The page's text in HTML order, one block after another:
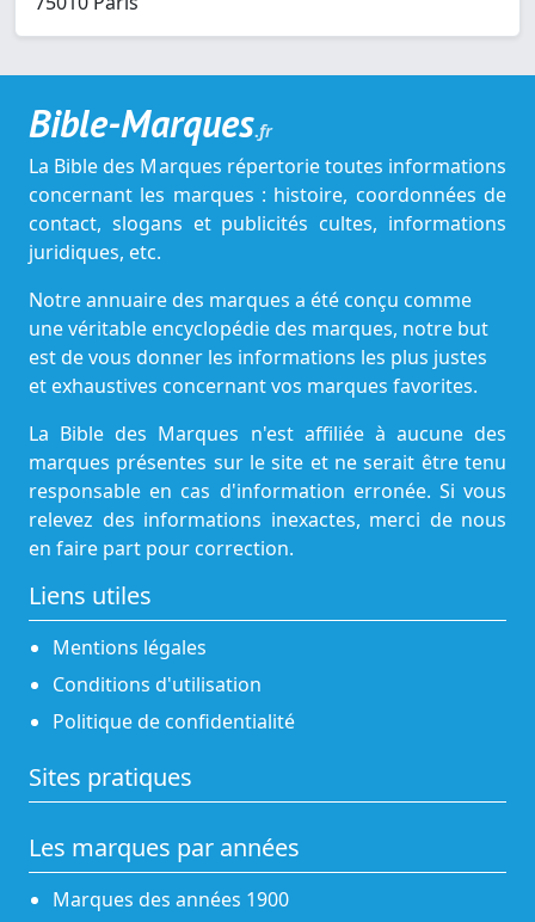
Bible-Marques.fr
La Bible des Marques répertorie toutes informations
concernant les marques : histoire, coordonnées de
contact, slogans et publicités cultes, informations
juridiques, etc.
Notre annuaire des marques a été conçu comme
une véritable encyclopédie des marques, notre but
est de vous donner les informations les plus justes
et exhaustives concernant vos marques favorites.
La Bible des Marques n'est affiliée à aucune des
marques présentes sur le site et ne serait être tenu
responsable en cas d'information erronée. Si vous
relevez des informations inexactes, merci de nous
en faire part pour correction.
Liens utiles
Mentions légales
Conditions d'utilisation
Politique de confidentialité
Sites pratiques
Les marques par années
Marques des années 1900